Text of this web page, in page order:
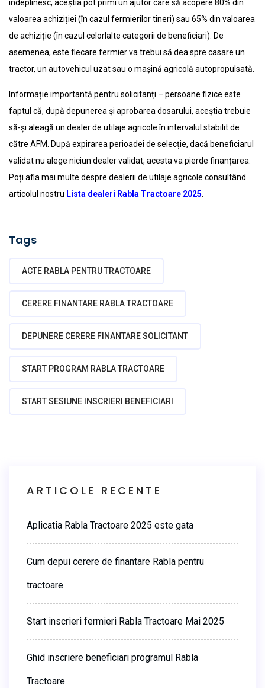
îndeplinesc, aceștia pot primi un ajutor care să acopere 80% din
valoarea achiziției (în cazul fermierilor tineri) sau 65% din valoarea
de achiziție (în cazul celorlalte categorii de beneficiari). De
asemenea, este fiecare fermier va trebui să dea spre casare un
tractor, un autovehicul uzat sau o mașină agricolă autopropulsată.
Informație importantă pentru solicitanți – persoane fizice este
faptul că, după depunerea și aprobarea dosarului, aceștia trebuie
să-și aleagă un dealer de utilaje agricole în intervalul stabilit de
către AFM. După expirarea perioadei de selecție, dacă beneficiarul
validat nu alege niciun dealer validat, acesta va pierde finanțarea.
Poți afla mai multe despre dealerii de utilaje agricole consultând
articolul nostru Lista dealeri Rabla Tractoare 2025.
Tags
ACTE RABLA PENTRU TRACTOARE
CERERE FINANTARE RABLA TRACTOARE
DEPUNERE CERERE FINANTARE SOLICITANT
START PROGRAM RABLA TRACTOARE
START SESIUNE INSCRIERI BENEFICIARI
ARTICOLE RECENTE
Aplicatia Rabla Tractoare 2025 este gata
Cum depui cerere de finantare Rabla pentru
tractoare
Start inscrieri fermieri Rabla Tractoare Mai 2025
Ghid inscriere beneficiari programul Rabla
Tractoare